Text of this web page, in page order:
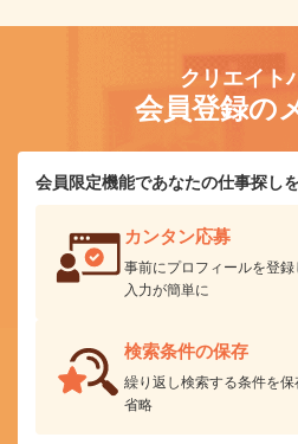
クリエイト
会員登録の
会員限定機能であなたの仕事探し
カンタン応募
事前にプロフィールを登
入力が簡単に
検索条件の保存
繰り返し検索する条件を
省略